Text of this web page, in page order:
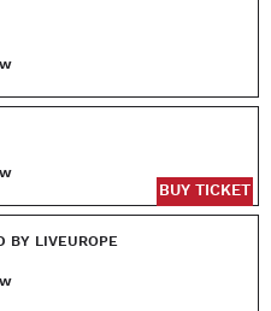
BUY TICKET
BY LIVEUROPE